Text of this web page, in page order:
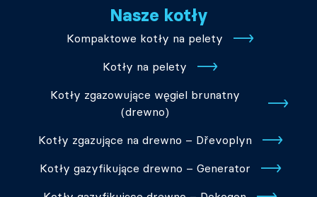
Nasze kotły
Kompaktowe kotły na pelety
Kotły na pelety
Kotły zgazowujące węgiel brunatny
(drewno)
Kotły zgazujące na drewno – Dřevoplyn
Kotły gazyfikujące drewno – Generator